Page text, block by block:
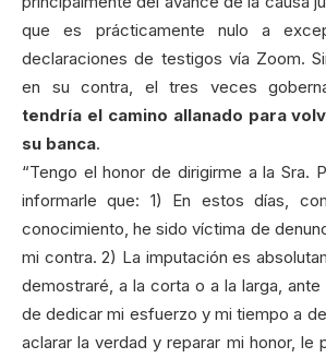
que es prácticamente nulo a
declaraciones de testigos vía Zoom.
en su contra, el tres veces
tendría el camino allanado para
su banca.
“Tengo el honor de dirigirme a la Sra.
informarle que: 1) En estos días,
conocimiento, he sido víctima de
mi contra. 2) La imputación es
demostraré, a la corta o a la larga,
de dedicar mi esfuerzo y mi tiempo a
aclarar la verdad y reparar mi honor, le